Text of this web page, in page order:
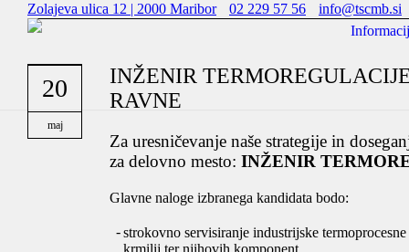
Zolajeva ulica 12 | 2000 Maribor 02 229 57 56
info@tscmb.si
20
maj
INŽENIR
RAVNE
Za uresničevanje naše strategije in
za delovno mesto: INŽENIR
Glavne naloge izbranega kandidata bodo:
strokovno servisiranje industrijske
krmilij ter njihovih komponent